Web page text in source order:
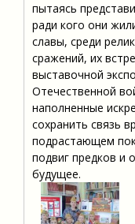
пытаясь
ради кого они
славы, среди
сражений, их
выставочной
Отечественной
наполненные
сохранить связь
подрастающем
подвиг предков и
будущее.